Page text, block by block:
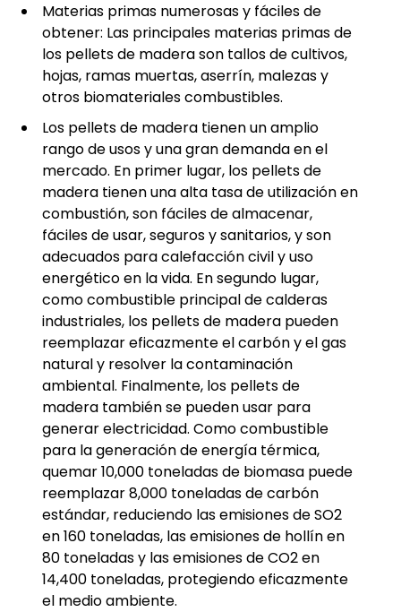
Materias primas numerosas y fáciles de
obtener: Las principales materias primas de
los pellets de madera son tallos de cultivos,
hojas, ramas muertas, aserrín, malezas y
otros biomateriales combustibles.
Los pellets de madera tienen un amplio
rango de usos y una gran demanda en el
mercado. En primer lugar, los pellets de
madera tienen una alta tasa de utilización en
combustión, son fáciles de almacenar,
fáciles de usar, seguros y sanitarios, y son
adecuados para calefacción civil y uso
energético en la vida. En segundo lugar,
como combustible principal de calderas
industriales, los pellets de madera pueden
reemplazar eficazmente el carbón y el gas
natural y resolver la contaminación
ambiental. Finalmente, los pellets de
madera también se pueden usar para
generar electricidad. Como combustible
para la generación de energía térmica,
quemar 10,000 toneladas de biomasa puede
reemplazar 8,000 toneladas de carbón
estándar, reduciendo las emisiones de SO2
en 160 toneladas, las emisiones de hollín en
80 toneladas y las emisiones de CO2 en
14,400 toneladas, protegiendo eficazmente
el medio ambiente.